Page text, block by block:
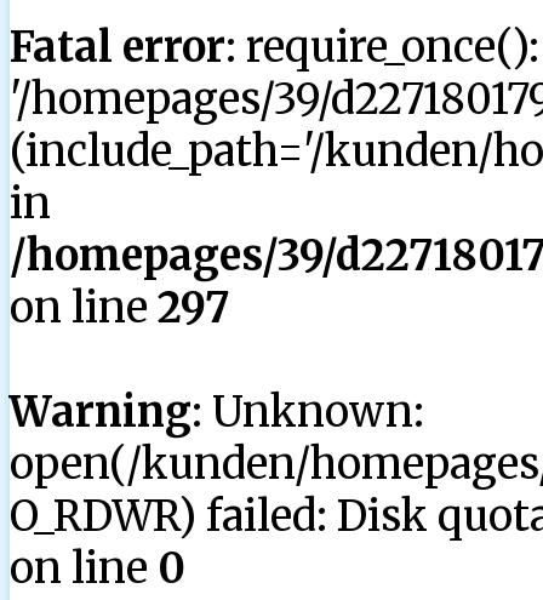
Fatal error:
'/homepages/39/
(include_path='/kunden/
in
/homepages/39/
on line 297
Warning: Unknown:
open(/kunden/
O_RDWR) failed: Disk
on line 0